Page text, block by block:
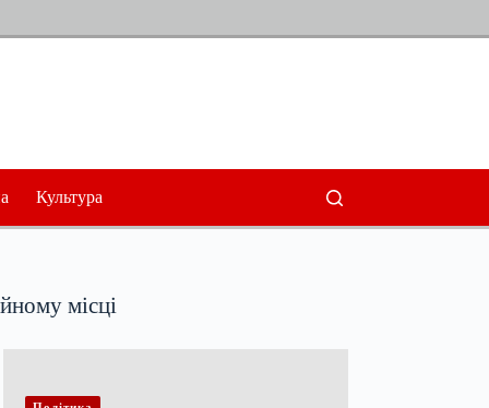
Культура
місці